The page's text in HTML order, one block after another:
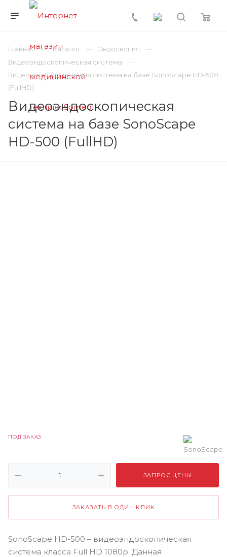
Главная Каталог
Эндоскопия
Видеоэндоскопическая система
Видеоэндоскопическая система на базе SonoScape HD-500
(FullHD)
Видеоэндоскопическая
система на базе SonoScape
HD-500 (FullHD)
ПОД ЗАКАЗ
ЗАПРОС ЦЕНЫ
ЗАКАЗАТЬ В ОДИН КЛИК
SonoScape HD-500 – видеоэндоскопическая
система класса Full HD 1080p. Данная